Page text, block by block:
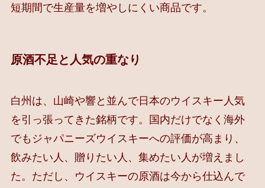
短期間で生産量を増やしにくい商品です。
原酒不足と人気の重なり
白州は、山崎や響と並んで日本のウイスキー人気
を引っ張ってきた銘柄です。国内だけでなく海外
でもジャパニーズウイスキーへの評価が高まり、
飲みたい人、贈りたい人、集めたい人が増えまし
た。ただし、ウイスキーの原酒は今から仕込んで